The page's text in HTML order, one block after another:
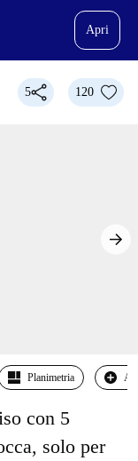
Apri
5 120
Planimetria
con 5
solo per